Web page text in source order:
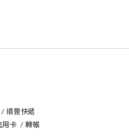
順豐快遞
用卡 / 轉帳